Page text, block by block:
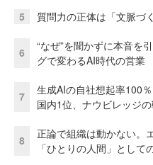
5 質問力の正体は「文脈づ
6
“なぜ”を聞かずに本音を
グで変わるAI時代の営業
7
生成AIの自社想起率100
国内1位、ナウビレッジ
8
正論で組織は動かない。
「ひとりの人間」として